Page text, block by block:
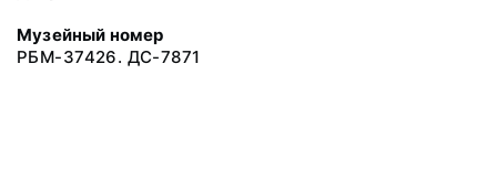
Музейный номер
РБМ-37426. ДС-7871